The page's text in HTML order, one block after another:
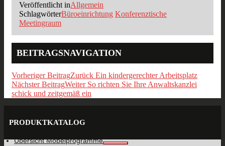
Veröffentlicht inAllgemein
SchlagwörterBüroeinrichtung Konferenztische
Meetingraum
BEITRAGSNAVIGATION
Vorheriger BeitragZurück Ein kindergerechter Arbeitsplatz
Nächster BeitragWeiter So richten Sie Ihre Anwaltskanzlei
schick und zeitgemäß ein
PRODUKTKATALOG
Übersicht Möbelprogramme